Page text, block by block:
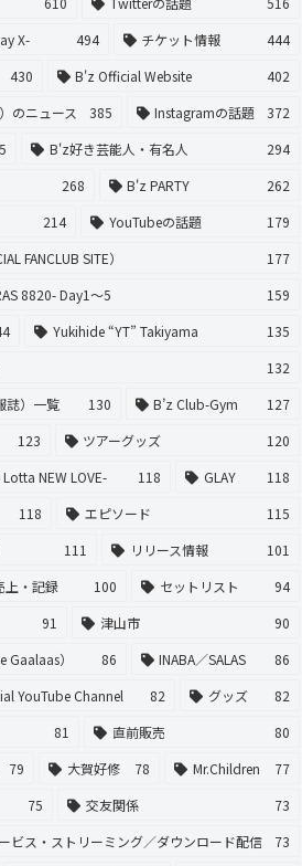
X-
494 チケット情報
444
430 B'z Official Website
402
のニュース
385 Instagramの話題
372
B'z好き芸能人・有名人
294
268 B'z PARTY
262
214 YouTubeの話題
179
FANCLUB SITE）
177
8820- Day1〜5
159
Yukihide “YT” Takiyama
135
132
誌）一覧
130 B’z Club-Gym
127
123 ツアーグッズ
120
NEW LOVE-
118 GLAY
118
118 エピソード
115
111 リリース情報
101
上・記録 100 セットリスト
94
91 津山市
90
Gaalaas）
86 INABA／SALAS
86
YouTube Channel 82 グッズ
82
81 直前販売
80
79 大賀好修 78 Mr.Children
77
75 交友関係
73
ビス・ストリーミング／ダウンロード配信
73